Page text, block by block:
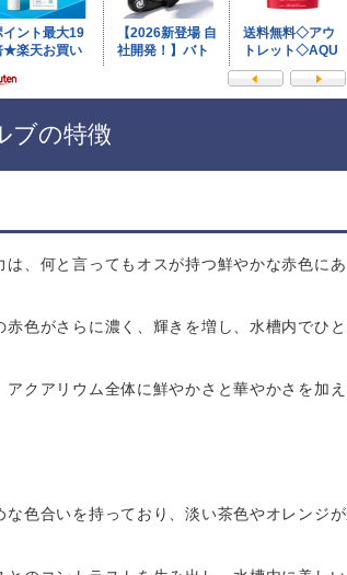
ブの特徴
、何と言ってもオスが持つ鮮やかな赤色にあ
色がさらに濃く、輝きを増し、水槽内でひ
アクアリウム全体に鮮やかさと華やかさを加
色合いを持っており、淡い茶色やオレンジが